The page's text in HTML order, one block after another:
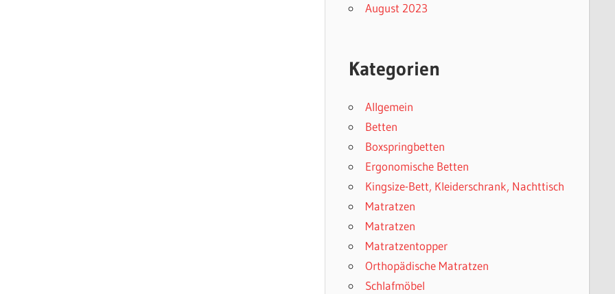
August 2023
Kategorien
Allgemein
Betten
Boxspringbetten
Ergonomische Betten
Kingsize-Bett, Kleiderschrank, Nachttisch
Matratzen
Matratzen
Matratzentopper
Orthopädische Matratzen
Schlafmöbel